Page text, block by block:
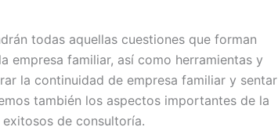
todas aquellas cuestiones que forman
empresa familiar, así como herramientas y
la continuidad de empresa familiar y sentar
también los aspectos importantes de la
de consultoría.